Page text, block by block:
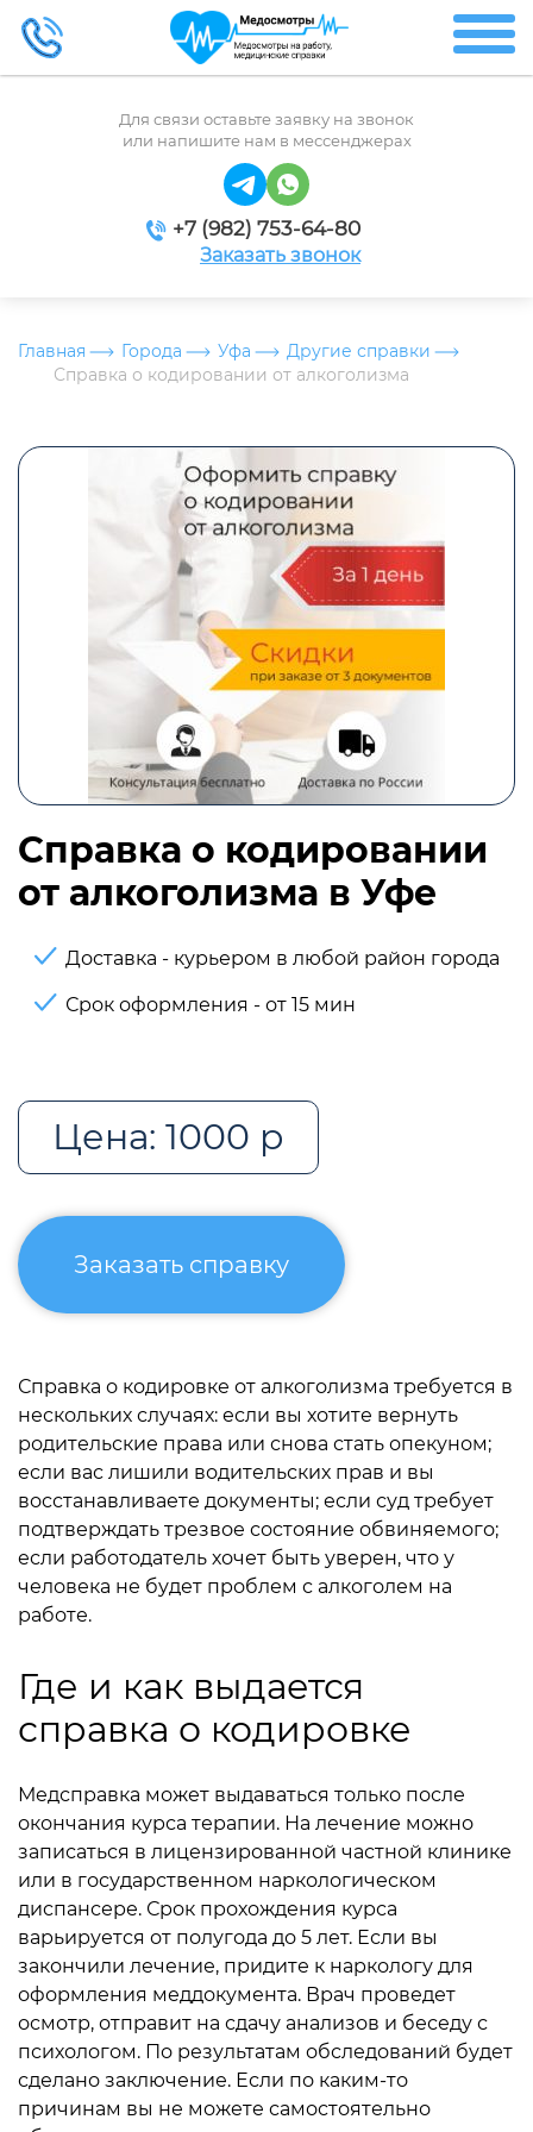
Для связи оставьте заявку на звонок
или напишите нам в мессенджерах
+7 (982) 753-64-80
Заказать звонок
Главная Города Уфа
Другие справки
Справка о кодировании от алкоголизма
Справка о кодировании
от алкоголизма в Уфе
Доставка - курьером в любой район города
Срок оформления - от 15 мин
Цена: 1000 р
Заказать справку
Справка о кодировке от алкоголизма требуется в
нескольких случаях: если вы хотите вернуть
родительские права или снова стать опекуном;
если вас лишили водительских прав и вы
восстанавливаете документы; если суд требует
подтверждать трезвое состояние обвиняемого;
если работодатель хочет быть уверен, что у
человека не будет проблем с алкоголем на
работе.
Где и как выдается
справка о кодировке
Медсправка может выдаваться только после
окончания курса терапии. На лечение можно
записаться в лицензированной частной клинике
или в государственном наркологическом
диспансере. Срок прохождения курса
варьируется от полугода до 5 лет. Если вы
закончили лечение, придите к наркологу для
оформления меддокумента. Врач проведет
осмотр, отправит на сдачу анализов и беседу с
психологом. По результатам обследований будет
сделано заключение. Если по каким-то
причинам вы не можете самостоятельно